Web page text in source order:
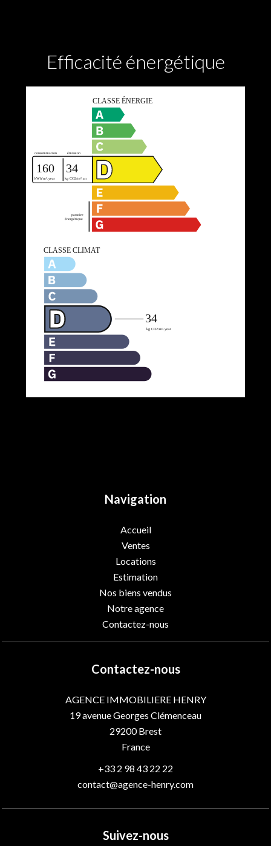
Efficacité énergétique
Navigation
Accueil
Ventes
Locations
Estimation
Nos biens vendus
Notre agence
Contactez-nous
Contactez-nous
AGENCE IMMOBILIERE HENRY
19 avenue Georges Clémenceau
29200Brest
France
+33 2 98 43 22 22
contact@agence-henry.com
Suivez-nous